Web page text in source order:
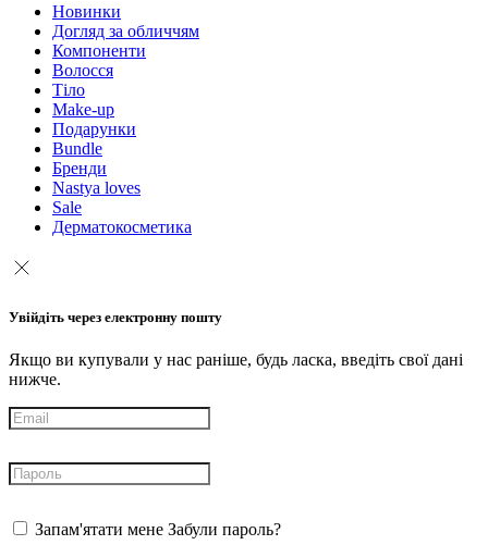
Новинки
Догляд за обличчям
Компоненти
Волосся
Тіло
Make-up
Подарунки
Bundle
Бренди
Nastya loves
Sale
Дерматокосметика
Увійдіть через електронну пошту
Якщо ви купували у нас раніше, будь ласка, введіть свої дані
нижче.
Запам'ятати мене Забули пароль?